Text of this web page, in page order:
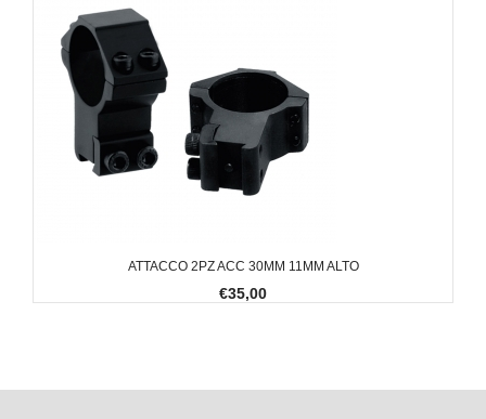
ATTACCO 2PZ ACC 30MM 11MM ALTO
€35,00